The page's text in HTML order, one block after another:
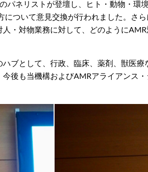
ネリストが登壇し、ヒト・動物・環
ついて意見交換が行われました。さ
・対物業務に対して、どのように
ブとして、行政、臨床、薬剤、獣医
後も当機構およびAMRアライアンス